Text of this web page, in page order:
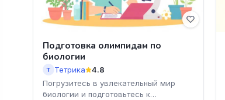
Подготовка олимпидам по
биологии
Т Тетрика
4.8
Погрузитесь в увлекательный мир
биологии и подготовьтесь к